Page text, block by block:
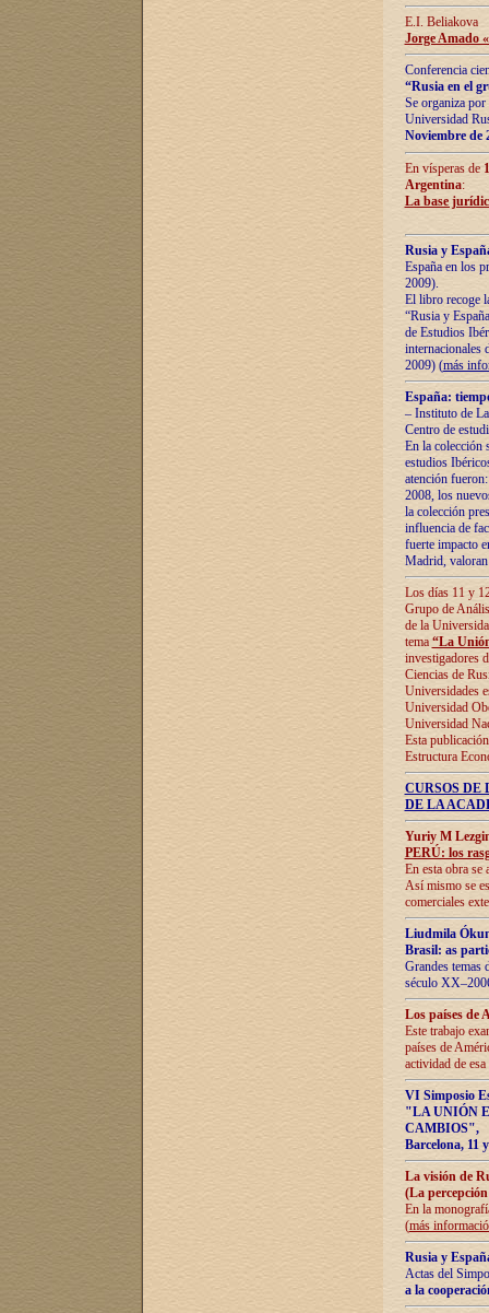
E.I. Beliakova
Jorge Amado
Conferencia
“Rusia en el
Se organiza
Universidad
Noviembre de
En vísperas de
Argentina:
La base
Rusia y
España en los
2009).
El libro recoge
“Rusia y
de Estudios
internacionales
2009) (más
España:
– Instituto de
Centro de
En la colección
estudios
atención
2008, los
la colección
influencia de
fuerte impacto
Madrid,
Los días 11 y
Grupo de
de la
tema “La
investigadores
Ciencias de
Universidades
Universidad
Universidad
Esta
Estructura
CURSOS
DE LA
Yuriy M
PERÚ: los
En esta obra se
Así mismo se
comerciales
Liudmila
Brasil: as
Grandes temas
século
Los países de
Este trabajo
países de
actividad de
VI Simposio
"LA UNIÓN
CAMBIOS",
Barcelona, 11
La visión de
(La
En la
(más
Rusia y
Actas del
a la